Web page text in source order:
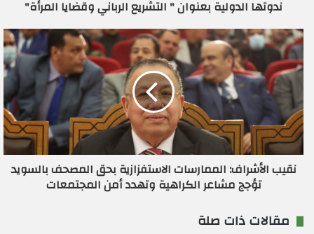
ندوتها الدولية بعنوان " التشريع الرباني وقضايا المرأة"
نقيب الأشراف: الممارسات الاستفزازية بحق المصحف بالسويد
تؤجج مشاعر الكراهية وتهدد أمن المجتمعات
مقالات ذات صلة